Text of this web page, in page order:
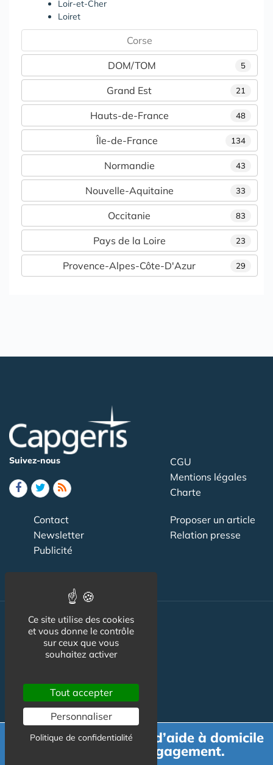
Loir-et-Cher
Loiret
Corse
5
DOM/TOM
21
Grand Est
48
Hauts-de-France
134
Île-de-France
43
Normandie
33
Nouvelle-Aquitaine
83
Occitanie
23
Pays de la Loire
29
Provence-Alpes-Côte-D'Azur
Suivez-nous
CGU
Mentions légales
Charte
Contact
Newsletter
Publicité
Proposer un article
Relation presse
Actualité
Maisons de retraite
Liens Utiles
Services à la personne
Logement Senior
Demande de devis d’aide à domicile
gratuit et sans engagement.
Ce site utilise des cookies
et vous donne le contrôle
sur ceux que vous
souhaitez activer
Tout accepter
Personnaliser
Politique de confidentialité